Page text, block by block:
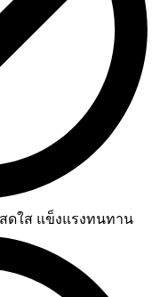
ใส แข็งแรงทนทาน